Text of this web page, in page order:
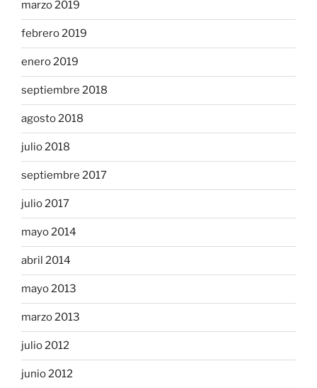
marzo 2019
febrero 2019
enero 2019
septiembre 2018
agosto 2018
julio 2018
septiembre 2017
julio 2017
mayo 2014
abril 2014
mayo 2013
marzo 2013
julio 2012
junio 2012